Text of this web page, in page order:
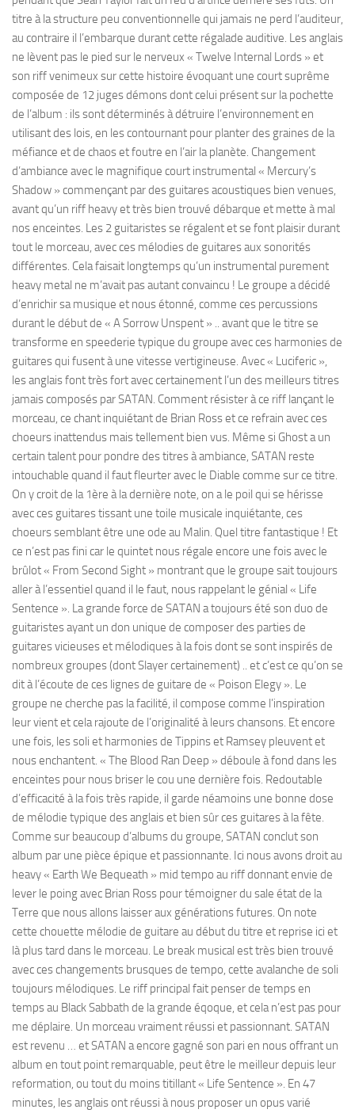
titre à la structure peu conventionnelle qui jamais ne perd l’auditeur,
au contraire il l’embarque durant cette régalade auditive. Les anglais
ne lèvent pas le pied sur le nerveux « Twelve Internal Lords » et
son riff venimeux sur cette histoire évoquant une court suprême
composée de 12 juges démons dont celui présent sur la pochette
de l’album : ils sont déterminés à détruire l’environnement en
utilisant des lois, en les contournant pour planter des graines de la
méfiance et de chaos et foutre en l’air la planète. Changement
d’ambiance avec le magnifique court instrumental « Mercury’s
Shadow » commençant par des guitares acoustiques bien venues,
avant qu’un riff heavy et très bien trouvé débarque et mette à mal
nos enceintes. Les 2 guitaristes se régalent et se font plaisir durant
tout le morceau, avec ces mélodies de guitares aux sonorités
différentes. Cela faisait longtemps qu’un instrumental purement
heavy metal ne m’avait pas autant convaincu ! Le groupe a décidé
d’enrichir sa musique et nous étonné, comme ces percussions
durant le début de « A Sorrow Unspent » .. avant que le titre se
transforme en speederie typique du groupe avec ces harmonies de
guitares qui fusent à une vitesse vertigineuse. Avec « Luciferic »,
les anglais font très fort avec certainement l’un des meilleurs titres
jamais composés par SATAN. Comment résister à ce riff lançant le
morceau, ce chant inquiétant de Brian Ross et ce refrain avec ces
choeurs inattendus mais tellement bien vus. Même si Ghost a un
certain talent pour pondre des titres à ambiance, SATAN reste
intouchable quand il faut fleurter avec le Diable comme sur ce titre.
On y croit de la 1ère à la dernière note, on a le poil qui se hérisse
avec ces guitares tissant une toile musicale inquiétante, ces
choeurs semblant être une ode au Malin. Quel titre fantastique ! Et
ce n’est pas fini car le quintet nous régale encore une fois avec le
brûlot « From Second Sight » montrant que le groupe sait toujours
aller à l’essentiel quand il le faut, nous rappelant le génial « Life
Sentence ». La grande force de SATAN a toujours été son duo de
guitaristes ayant un don unique de composer des parties de
guitares vicieuses et mélodiques à la fois dont se sont inspirés de
nombreux groupes (dont Slayer certainement) .. et c’est ce qu’on se
dit à l’écoute de ces lignes de guitare de « Poison Elegy ». Le
groupe ne cherche pas la facilité, il compose comme l’inspiration
leur vient et cela rajoute de l’originalité à leurs chansons. Et encore
une fois, les soli et harmonies de Tippins et Ramsey pleuvent et
nous enchantent. « The Blood Ran Deep » déboule à fond dans les
enceintes pour nous briser le cou une dernière fois. Redoutable
d’efficacité à la fois très rapide, il garde néamoins une bonne dose
de mélodie typique des anglais et bien sûr ces guitares à la fête.
Comme sur beaucoup d’albums du groupe, SATAN conclut son
album par une pièce épique et passionnante. Ici nous avons droit au
heavy « Earth We Bequeath » mid tempo au riff donnant envie de
lever le poing avec Brian Ross pour témoigner du sale état de la
Terre que nous allons laisser aux générations futures. On note
cette chouette mélodie de guitare au début du titre et reprise ici et
là plus tard dans le morceau. Le break musical est très bien trouvé
avec ces changements brusques de tempo, cette avalanche de soli
toujours mélodiques. Le riff principal fait penser de temps en
temps au Black Sabbath de la grande éqoque, et cela n’est pas pour
me déplaire. Un morceau vraiment réussi et passionnant. SATAN
est revenu … et SATAN a encore gagné son pari en nous offrant un
album en tout point remarquable, peut être le meilleur depuis leur
reformation, ou tout du moins titillant « Life Sentence ». En 47
minutes, les anglais ont réussi à nous proposer un opus varié